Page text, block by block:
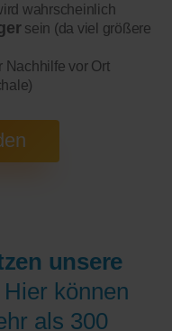
wahrscheinlich
sein (da viel größere
Nachhilfe vor Ort
unsere
Hier können
als 300